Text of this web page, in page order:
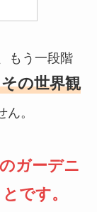
もう一段階
その世界観
ん。
ガーデニ
です。